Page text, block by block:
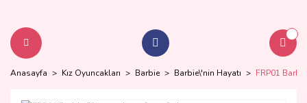
Anasayfa Kız Oyuncakları Barbie Barbie\'nin Hayatı FRP01